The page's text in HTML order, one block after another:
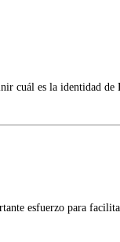
cuál es la identidad
esfuerzo para